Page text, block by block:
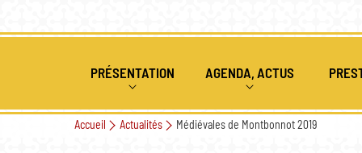
PRÉSENTATION
QUI SOMMES NOUS
AGENDA, ACTUS
ÉVÉNEMENTS PASSÉS ET À
Accueil Actualités Médiévales de Montbonnot 2019